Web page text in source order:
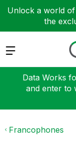
Unlock a world of
the
Expand
Data Works
and enter to
Francophones